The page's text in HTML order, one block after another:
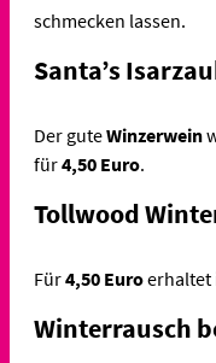
schmecken lassen.
Santa’s
Der guteWinzerwein
für4,50 Euro.
Tollwood
Für4,50 Euroerhaltet
Winterrausch